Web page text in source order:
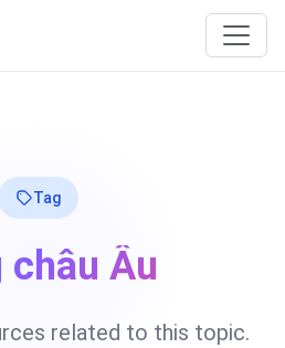
Tag
châu Âu
related to this topic.